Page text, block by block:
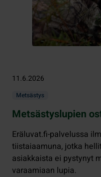
11.6.2026
Metsästys
Metsästyslupien
Eräluvat.fi-palvelussa
tiistaiaamuna, jotka
asiakkaista ei pystynyt
varaamiaan lupia.